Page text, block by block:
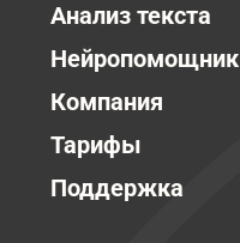
Анализ текста
Нейропомощник
Компания
Тарифы
Поддержка